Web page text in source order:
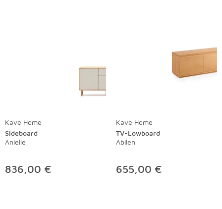
Kave Home
Sideboard
Anielle
836,00 €
Kave Home
TV-Lowboard
Abilen
655,00 €